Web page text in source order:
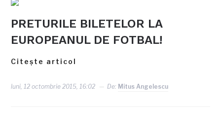
PRETURILE BILETELOR LA
EUROPEANUL DE FOTBAL!
Citește articol
luni, 12 octombrie 2015, 16:02 De: Mitus Angelescu